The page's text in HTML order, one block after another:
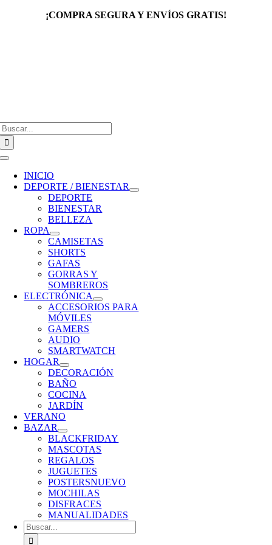
¡COMPRA SEGURA Y ENVÍOS GRATIS!
Toggle
Navigation
INICIO
DEPORTE / BIENESTAR
DEPORTE
BIENESTAR
BELLEZA
ROPA
CAMISETAS
SHORTS
GAFAS
GORRAS Y
SOMBREROS
ELECTRÓNICA
ACCESORIOS PARA
MÓVILES
GAMERS
AUDIO
SMARTWATCH
HOGAR
DECORACIÓN
BAÑO
COCINA
JARDÍN
VERANO
BAZAR
BLACKFRIDAY
MASCOTAS
REGALOS
JUGUETES
POSTERSNUEVO
MOCHILAS
DISFRACES
MANUALIDADES
Buscar: